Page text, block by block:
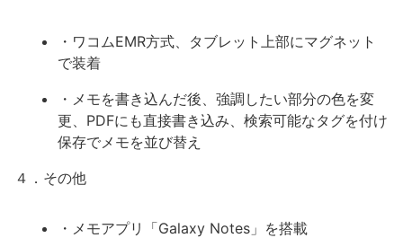
・ワコムEMR方式、タブレット上部にマグネット
で装着
・メモを書き込んだ後、強調したい部分の色を変
更、PDFにも直接書き込み、検索可能なタグを付け
保存でメモを並び替え
４．その他
・メモアプリ「Galaxy Notes」を搭載